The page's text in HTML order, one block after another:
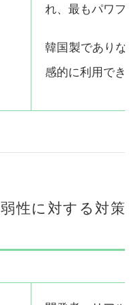
れ、最もパワフ
韓国製でありな
感的に利用でき
性に対する対策